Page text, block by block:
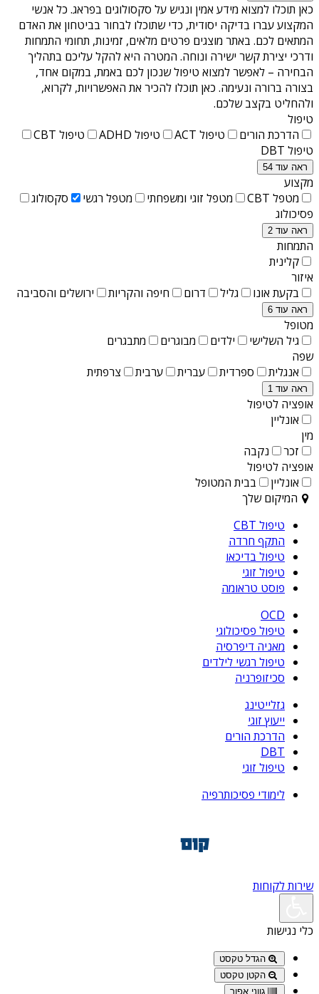
כאן תוכלו למצוא מידע אמין ונגיש על סקסולוגים בפראג. כל אנשי
המקצוע עברו בדיקה יסודית, כדי שתוכלו לבחור בביטחון את האדם
המתאים לכם. באתר מוצגים פרטים מלאים, זמינות, תחומי התמחות
ודרכי יצירת קשר ישירה ונוחה. המטרה היא להקל עליכם בתהליך
הבחירה – לאפשר למצוא טיפול שנכון לכם באמת, במקום אחד,
בצורה ברורה ונעימה. כאן תוכלו להכיר את האפשרויות, לקרוא,
ולהחליט בקצב שלכם.
טיפול
הדרכת הורים
טיפול ACT טיפול ADHD
טיפול CBT
טיפול DBT
ראה עוד 54
מקצוע
מטפל CBT
מטפל זוגי ומשפחתי מטפל רגשי
סקסולוג
פסיכולוג
ראה עוד 2
התמחות
קלינית
איזור
בקעת אונו
גליל דרום חיפה והקריות ירושלים והסביבה
ראה עוד 6
מטופל
גיל השלישי
ילדים מבוגרים
מתבגרים
שפה
אנגלית
ספרדית עברית ערבית צרפתית
ראה עוד 1
אופציה לטיפול
אונליין
מין
זכר
נקבה
אופציה לטיפול
אונליין
בבית המטופל
המיקום שלך
טיפול CBT
התקף חרדה
טיפול בדיכאו
טיפול זוגי
פוסט טראומה
OCD
טיפול פסיכולוגי
מאניה דיפרסיה
טיפול רגשי לילדים
סכיזופרניה
גזלייטינג
ייעוץ זוגי
הדרכת הורים
DBT
טיפול זוגי
לימודי פסיכותרפיה
שירות לקוחות
כלי נגישות
הגדל טקסט
הקטן טקסט
גווני אפור